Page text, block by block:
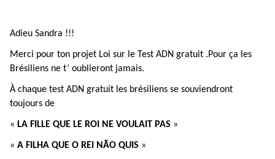
Adieu Sandra !!!
Merci pour ton projet Loi sur le Test ADN gratuit .Pour ça les
Brésiliens ne t’ oublieront jamais.
À chaque test ADN gratuit les brésiliens se souviendront
toujours de
« LA FILLE QUE LE ROI NE VOULAIT PAS »
« A FILHA QUE O REI NÃO QUIS »